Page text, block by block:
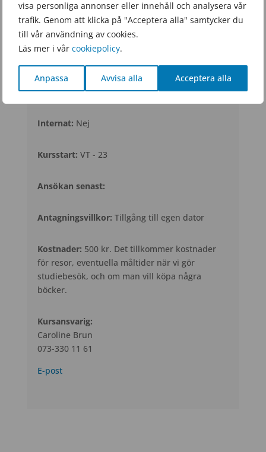
visa personliga annonser eller innehåll och analysera vår
trafik. Genom att klicka på "Acceptera alla" samtycker du
till vår användning av cookies.
Läs mer i vår cookiepolicy.
Anpassa Avvisa alla Acceptera alla
Studietakt: 25% deltidsstudier
Studienivå(CSN):
Internat: Nej
Kursstart: VT - 23
Ansökan senast:
Antagningsvillkor: Tillgång till egen dator
Kostnader: 500 kr. Det tillkommer kostnader
för resor, eventuella måltider när vi gör
studiebesök, och om man vill köpa några
böcker.
Kursansvarig:
Caroline Brun
073-330 11 61
E-post